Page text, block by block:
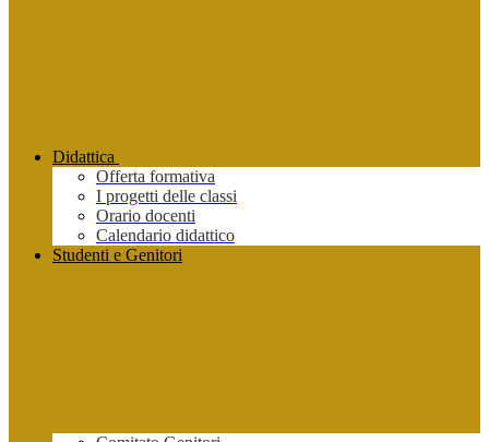
Didattica
Offerta formativa
I progetti delle classi
Orario docenti
Calendario didattico
Studenti e Genitori